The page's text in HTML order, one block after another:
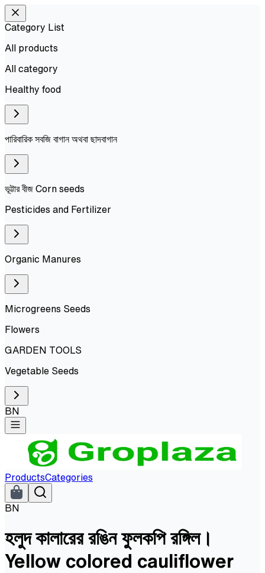
Category List
All products
All category
Healthy food
পারিবারিক সবজি বাগান অথবা ছাদবাগান
ভূট্টার বীজ Corn seeds
Pesticides and Fertilizer
Organic Manures
Microgreens Seeds
Flowers
GARDEN TOOLS
Vegetable Seeds
BN
ProductsCategories
BN
হলুদ কালারের রঙিন ফুলকপি রঙ্গিল।
Yellow colored cauliflower